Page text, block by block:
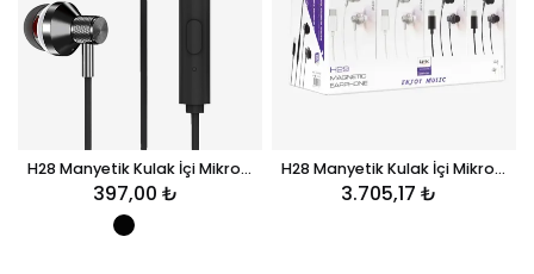
H28 Manyetik Kulak İçi Mikrofonlu Kablolu Kulaklık
397,00 ₺
H28 Manyetik Kulak İçi Mikrofonlu Kablolu Kulaklık 20'li Paket
3.705,17 ₺